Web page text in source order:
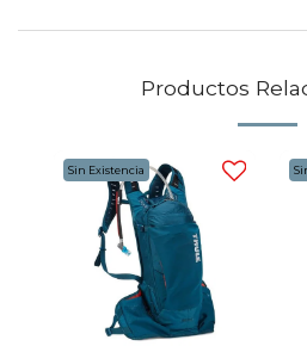
Productos
Sin Existencia